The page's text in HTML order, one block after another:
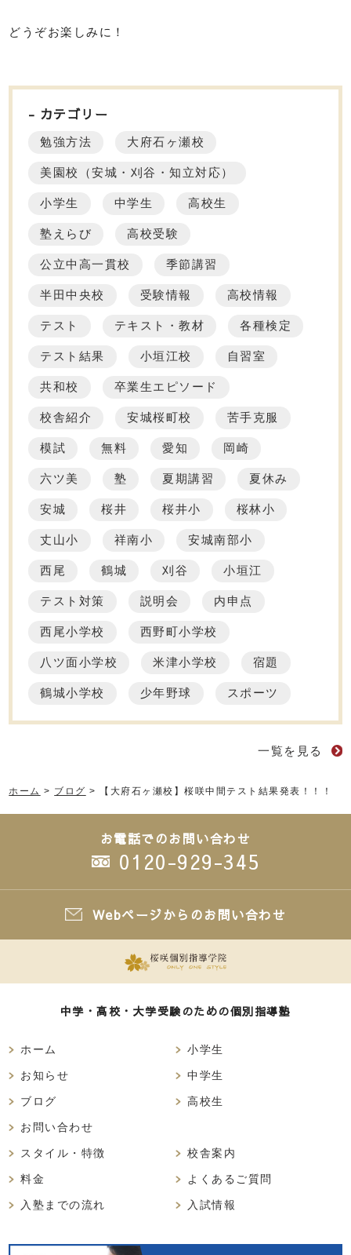
どうぞお楽しみに！
カテゴリー
勉強方法 大府石ヶ瀬校
美園校（安城・刈谷・知立対応）
小学生 中学生 高校生
塾えらび 高校受験
公立中高一貫校 季節講習
半田中央校 受験情報 高校情報
テスト テキスト・教材 各種検定
テスト結果 小垣江校 自習室
共和校 卒業生エピソード
校舎紹介 安城桜町校 苦手克服
模試 無料 愛知 岡崎
六ツ美 塾 夏期講習 夏休み
安城 桜井 桜井小 桜林小
丈山小 祥南小 安城南部小
西尾 鶴城 刈谷 小垣江
テスト対策 説明会 内申点
西尾小学校 西野町小学校
八ツ面小学校 米津小学校 宿題
鶴城小学校 少年野球 スポーツ
一覧を見る
ホーム > ブログ > 【大府石ヶ瀬校】桜咲中間テスト結果発表！！！
お電話でのお問い合わせ
0120-929-345
Webページからのお問い合わせ
中学・高校・大学受験のための個別指導塾
ホーム
お知らせ
ブログ
お問い合わせ
小学生
中学生
高校生
スタイル・特徴
料金
入塾までの流れ
校舎案内
よくあるご質問
入試情報